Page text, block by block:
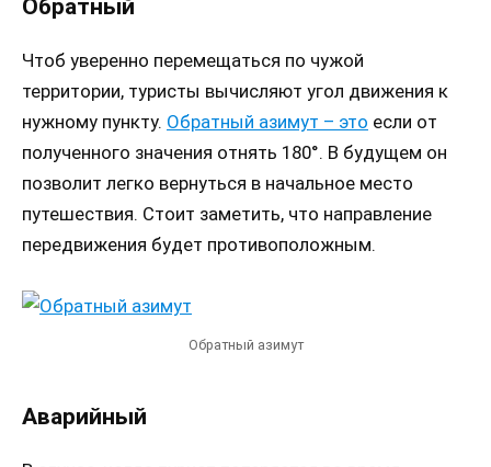
Обратный
Чтоб уверенно перемещаться по чужой
территории, туристы вычисляют угол движения к
нужному пункту. Обратный азимут – это если от
полученного значения отнять 180°. В будущем он
позволит легко вернуться в начальное место
путешествия. Стоит заметить, что направление
передвижения будет противоположным.
Обратный азимут
Аварийный